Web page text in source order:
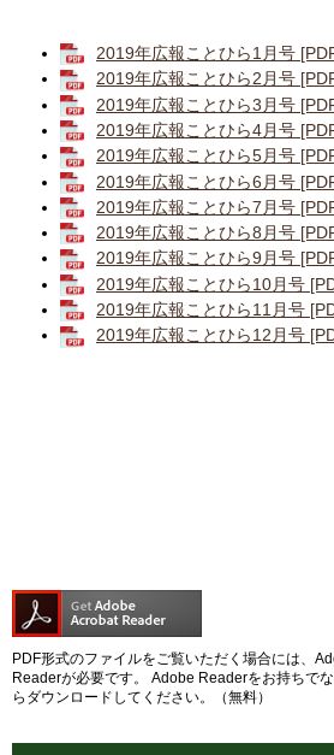
2019年広報ことひら1月号
2019年広報ことひら2月号
2019年広報ことひら3月号
2019年広報ことひら4月号
2019年広報ことひら5月号
2019年広報ことひら6月号
2019年広報ことひら7月号
2019年広報ことひら8月号
2019年広報ことひら9月号
2019年広報ことひら10月号
2019年広報ことひら11月号
2019年広報ことひら12月号
PDF形式のファイルをご覧いただく場合には、
Readerが必要です。
Adobe Readerをお持ちで
らダウンロードしてください。（無料）